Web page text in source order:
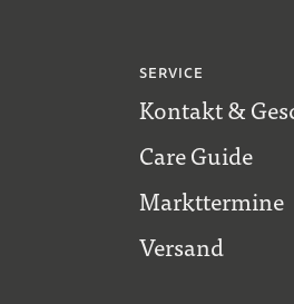
SERVICE
Kontakt &
Care Guide
Markttermine
Versand